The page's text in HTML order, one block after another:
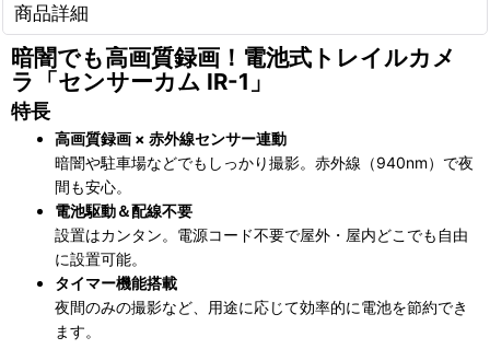
商品詳細
暗闇でも高画質録画！電池式トレイルカメ
ラ「センサーカム IR-1」
特長
高画質録画 × 赤外線センサー連動
暗闇や駐車場などでもしっかり撮影。赤外線（940nm）で夜
間も安心。
電池駆動＆配線不要
設置はカンタン。電源コード不要で屋外・屋内どこでも自由
に設置可能。
タイマー機能搭載
夜間のみの撮影など、用途に応じて効率的に電池を節約でき
ます。